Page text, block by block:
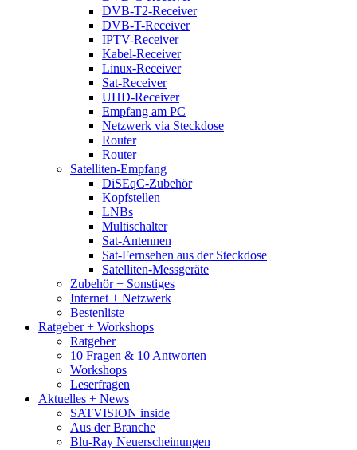
DVB-T2-Receiver
DVB-T-Receiver
IPTV-Receiver
Kabel-Receiver
Linux-Receiver
Sat-Receiver
UHD-Receiver
Empfang am PC
Netzwerk via Steckdose
Router
Router
Satelliten-Empfang
DiSEqC-Zubehör
Kopfstellen
LNBs
Multischalter
Sat-Antennen
Sat-Fernsehen aus der Steckdose
Satelliten-Messgeräte
Zubehör + Sonstiges
Internet + Netzwerk
Bestenliste
Ratgeber + Workshops
Ratgeber
10 Fragen & 10 Antworten
Workshops
Leserfragen
Aktuelles + News
SATVISION inside
Aus der Branche
Blu-Ray Neuerscheinungen